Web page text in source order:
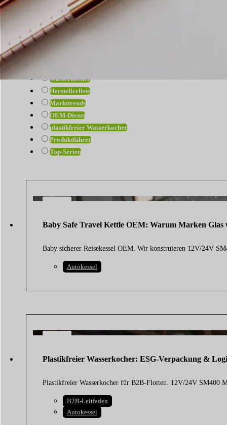
Alle anzeigen
12V Wasserkocher
B2B
Sicherer Reise-Wasserkocher für Babys
Wasserkocher
Herstellerliste
Markttrends
OEM-Dienst
plastikfreier Wasserkocher
Produktführer
Top-Serien
2026
Baby Safe Travel Kettle OEM: Warum Marken Glas
Baby sicherer Reisekessel OEM. Wir konstruieren 12V/24V
Autokessel
2026
Plastikfreier Wasserkocher: ESG-Verpackung &
Plastikfreier Wasserkocher für B2B-Flotten. 12V/24V
B2B-Leitfaden
Autokessel